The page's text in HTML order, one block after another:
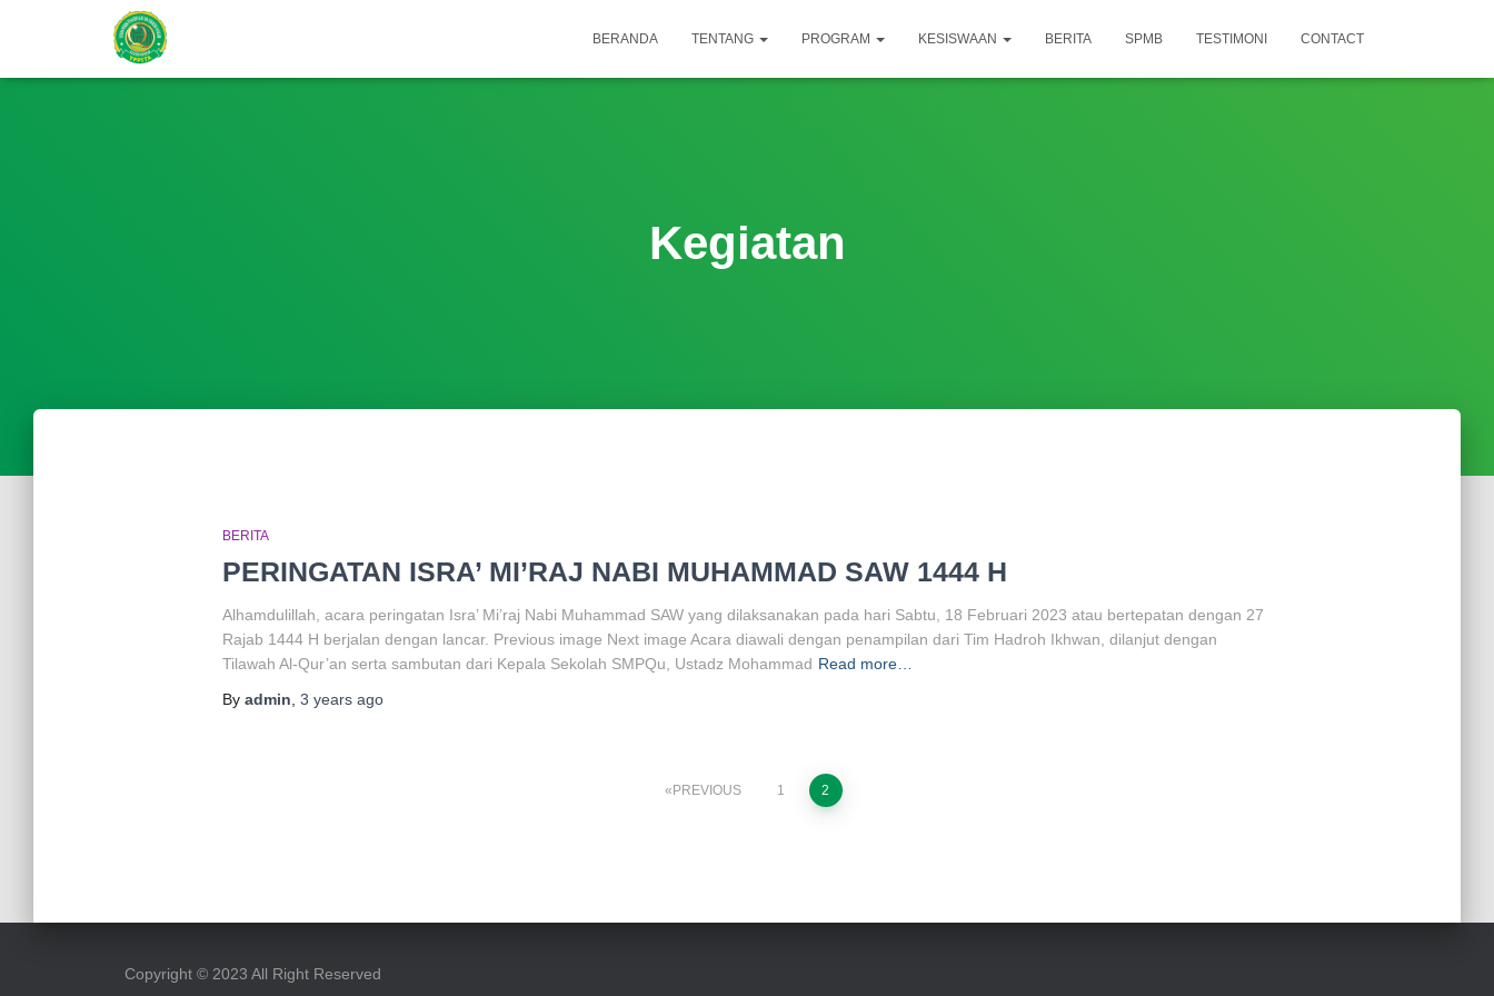
BERANDA TENTANG PROGRAM KESISWAAN BERITA SPMB TESTIMONI CONTACT
Kegiatan
BERITA
PERINGATAN ISRA’ MI’RAJ NABI MUHAMMAD SAW 1444 H
Alhamdulillah, acara peringatan Isra’ Mi’raj Nabi Muhammad SAW yang dilaksanakan pada hari Sabtu, 18 Februari 2023 atau bertepatan dengan 27
Rajab 1444 H berjalan dengan lancar. Previous image Next image Acara diawali dengan penampilan dari Tim Hadroh Ikhwan, dilanjut dengan
Tilawah Al-Qur’an serta sambutan dari Kepala Sekolah SMPQu, Ustadz Mohammad Read more…
By admin 3 yearsago
PREVIOUS 1 2
Copyright ©️ 2023 All Right Reserved